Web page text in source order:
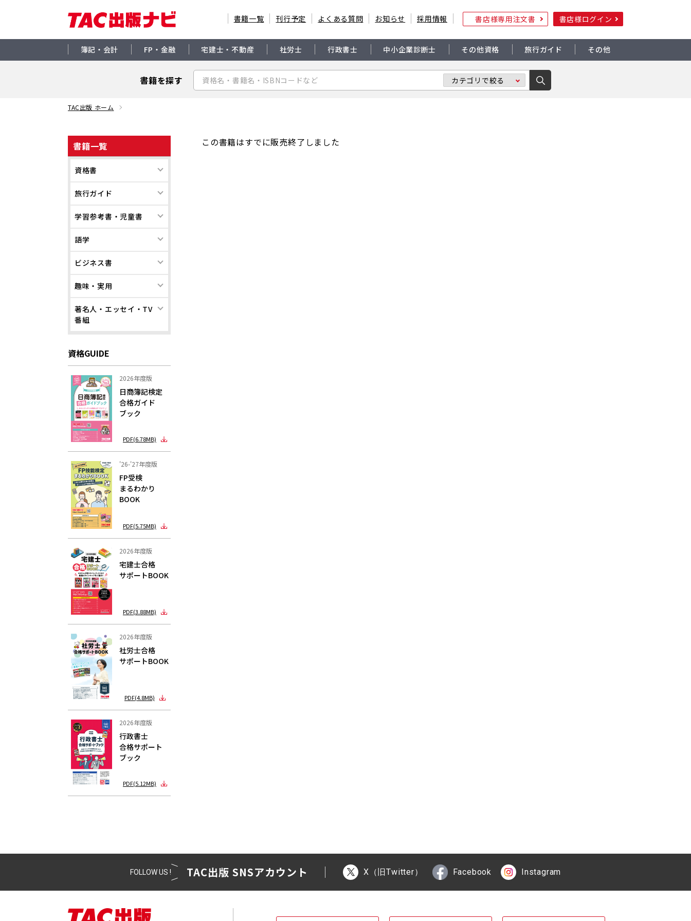
書籍一覧 刊行予定 よくある質問 お知らせ 採用情報 書店様専用注文書 書店様ログイン
簿記・会計 FP・金融 宅建士・不動産 社労士 行政書士 中小企業診断士 その他資格 旅行ガイド その他
書籍を探す
TAC出版 ホーム
書籍一覧
資格書
旅行ガイド
学習参考書・児童書
語学
ビジネス書
趣味・実用
著名人・エッセイ・TV
番組
資格GUIDE
2026年度版
日商簿記検定
合格ガイド
ブック
PDF(6.78MB)
'26-'27年度版
FP受検
まるわかり
BOOK
PDF(5.75MB)
2026年度版
宅建士合格
サポートBOOK
PDF(3.88MB)
2026年度版
社労士合格
サポートBOOK
PDF(4.8MB)
2026年度版
行政書士
合格サポート
ブック
PDF(5.12MB)
この書籍はすでに販売終了しました
FOLLOW US ! TAC出版 SNSアカウント X（旧Twitter） Facebook Instagram